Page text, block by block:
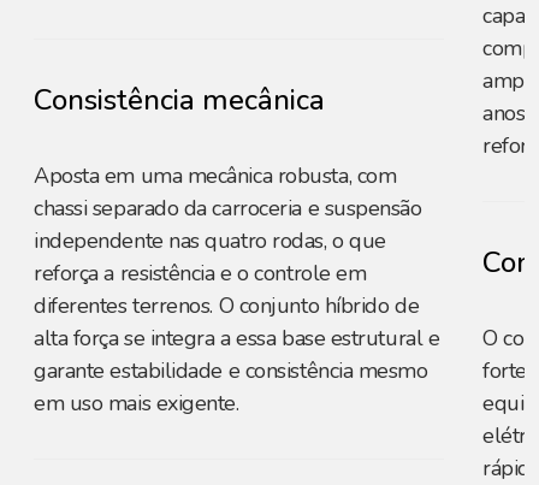
Consistência mecânica
Aposta em uma mecânica robusta, com
chassi separado da carroceria e suspensão
independente nas quatro rodas, o que
reforça a resistência e o controle em
diferentes terrenos. O conjunto híbrido de
alta força se integra a essa base estrutural e
garante estabilidade e consistência mesmo
em uso mais exigente.
anos
O
forte